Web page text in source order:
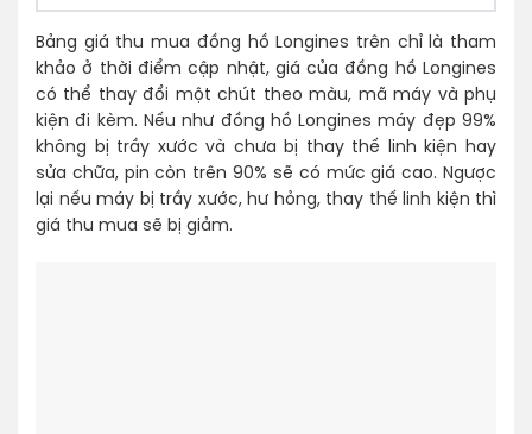
Bảng giá thu mua đồng hồ Longines trên chỉ là tham
khảo ở thời điểm cập nhật, giá của đồng hồ Longines
có thể thay đổi một chút theo màu, mã máy và phụ
kiện đi kèm. Nếu như đồng hồ Longines máy đẹp 99%
không bị trầy xước và chưa bị thay thế linh kiện hay
sửa chữa, pin còn trên 90% sẽ có mức giá cao. Ngược
lại nếu máy bị trầy xước, hư hỏng, thay thế linh kiện thì
giá thu mua sẽ bị giảm.